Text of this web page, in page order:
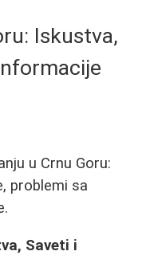
Iskustva,
u Crnu Goru:
problemi sa
Saveti i